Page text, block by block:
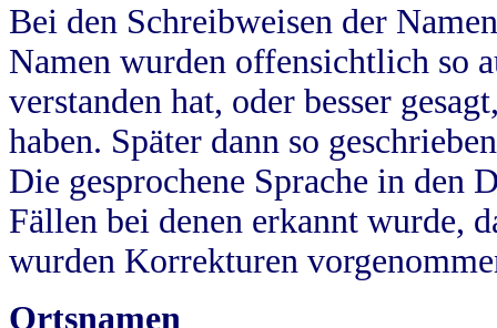
Bei den Schreibweisen der
Namen wurden offensichtlich so
verstanden hat, oder besser
haben. Später dann so
Die gesprochene Sprache in
Fällen bei denen erkannt wurde,
wurden Korrekturen
Ortsnamen